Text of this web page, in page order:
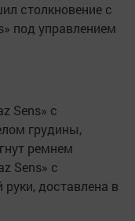
столкновение с
под управлением
Sens» с
грудины,
ремнем
Sens» с
доставлена в